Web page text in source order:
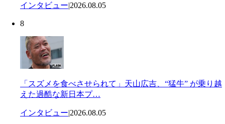
インタビュー|2026.08.05
8
「スズメを食べさせられて」天山広吉、“猛牛” が乗り越
えた過酷な新日本プ…
インタビュー|2026.08.05